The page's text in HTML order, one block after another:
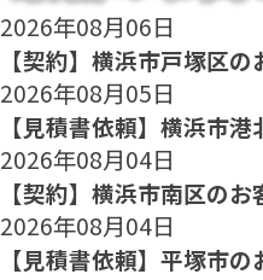
2026年08月06日
【契約】横浜市戸塚区
2026年08月05日
【見積書依頼】横浜市
2026年08月04日
【契約】横浜市南区の
2026年08月04日
【見積書依頼】平塚市の